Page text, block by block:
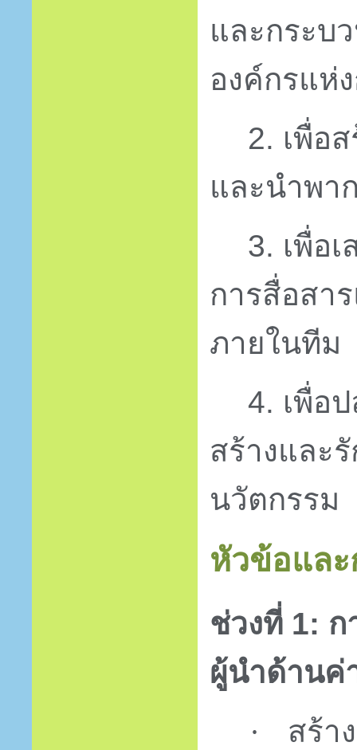
และกระบ
องค์กรแห่
2. เพื่อ
และนำพา
3. เพื่อ
การสื่อสา
ภายในทีม
4. เพื่อ
สร้างและ
นวัตกรรม
หัวข้อแล
ช่วงที่ 1: ก
ผู้นำด้านค่
·
สร้า